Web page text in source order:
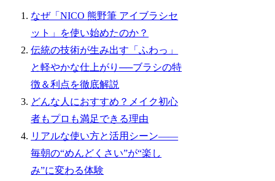
なぜ「NICO 熊野筆 アイブラシセ
ット」を使い始めたのか？
伝統の技術が生み出す「ふわっ」
と軽やかな仕上がり──ブラシの特
徴＆利点を徹底解説
どんな人におすすめ？メイク初心
者もプロも満足できる理由
リアルな使い方と活用シーン――
毎朝の“めんどくさい”が“楽し
み”に変わる体験